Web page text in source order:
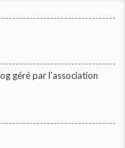
géré par l'association